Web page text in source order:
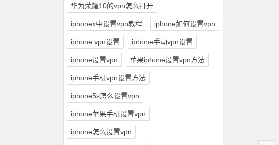
华为荣耀10的vpn怎么打开
iphonex中设置vpn教程 iphone如何设置vpn
iphone vpn设置 iphone手动vpn设置
iphone设置vpn 苹果iphone设置vpn方法
iphone手机vpn设置方法
iphone5s怎么设置vpn
iphone苹果手机设置vpn
iphone怎么设置vpn